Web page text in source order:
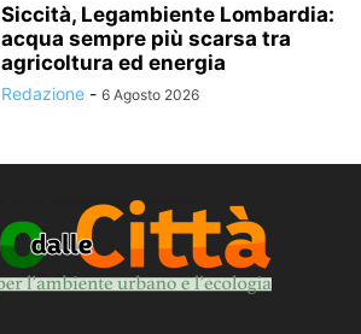
Siccità, Legambiente Lombardia:
acqua sempre più scarsa tra
agricoltura ed energia
Redazione - 6 Agosto 2026